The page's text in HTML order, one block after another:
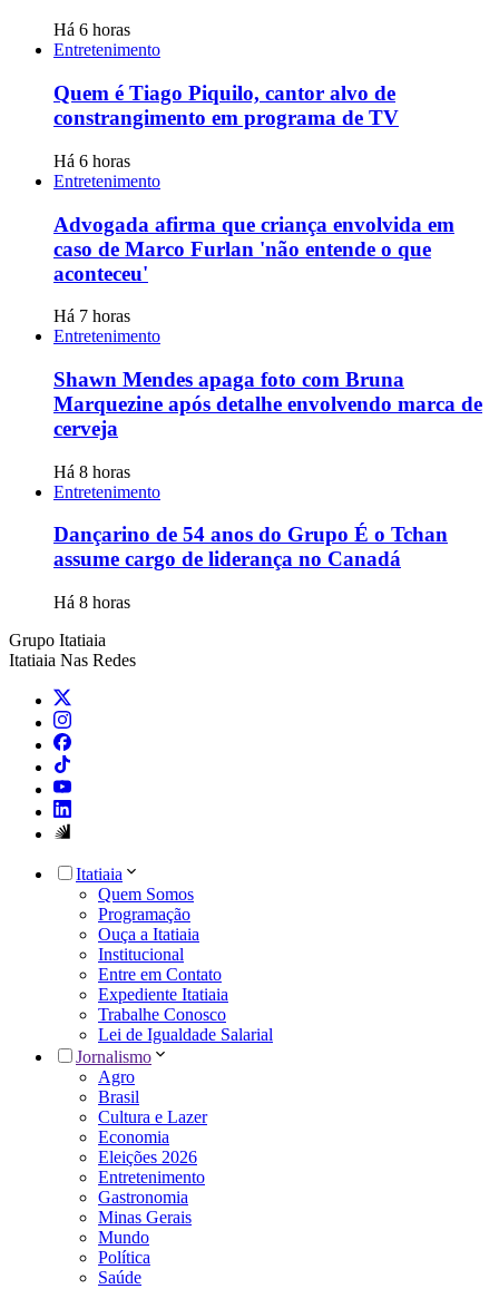
Há 6 horas
Entretenimento
Quem é Tiago Piquilo, cantor alvo de
constrangimento em programa de TV
Há 6 horas
Entretenimento
Advogada afirma que criança envolvida em
caso de Marco Furlan 'não entende o que
aconteceu'
Há 7 horas
Entretenimento
Shawn Mendes apaga foto com Bruna
Marquezine após detalhe envolvendo marca de
cerveja
Há 8 horas
Entretenimento
Dançarino de 54 anos do Grupo É o Tchan
assume cargo de liderança no Canadá
Há 8 horas
Grupo Itatiaia
Itatiaia Nas Redes
Itatiaia
Quem Somos
Programação
Ouça a Itatiaia
Institucional
Entre em Contato
Expediente Itatiaia
Trabalhe Conosco
Lei de Igualdade Salarial
Jornalismo
Agro
Brasil
Cultura e Lazer
Economia
Eleições 2026
Entretenimento
Gastronomia
Minas Gerais
Mundo
Política
Saúde